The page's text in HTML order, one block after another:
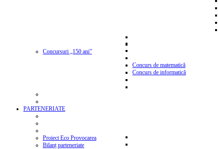
Concursuri „150 ani”
Concurs de matematică
Concurs de informatică
PARTENERIATE
Proiect Eco Provocarea
Bilanț parteneriate